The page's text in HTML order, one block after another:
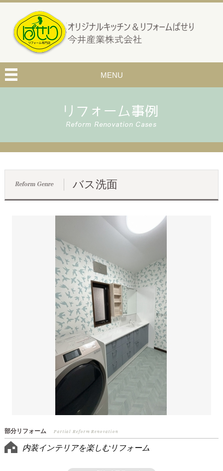
MENU
バス洗面
部分リフォーム Partial Reform Renovation
内装インテリアを楽しむリフォーム